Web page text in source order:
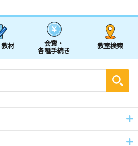
材 会費・
各種手続き
教室検索